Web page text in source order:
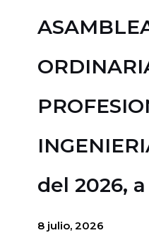
del 2026,
8 julio, 2026